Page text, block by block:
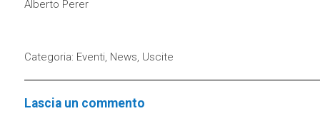
Alberto Perer
Categoria: Eventi, News, Uscite
Lascia un commento